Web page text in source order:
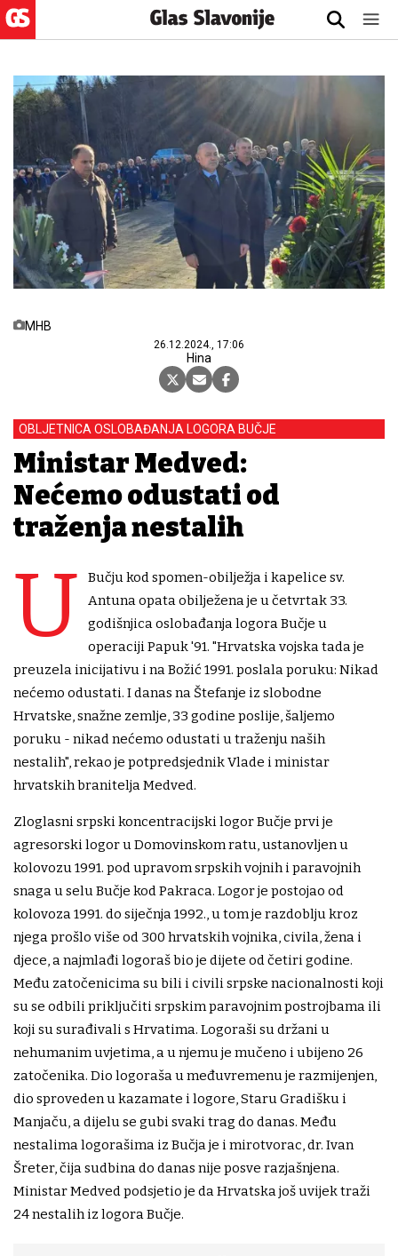
MHB
26.12.2024., 17:06
Hina
OBLJETNICA OSLOBAĐANJA LOGORA BUČJE
Ministar Medved:
Nećemo odustati od
traženja nestalih
U
Bučju kod spomen-obilježja i kapelice sv.
Antuna opata obilježena je u četvrtak 33.
godišnjica oslobađanja logora Bučje u
operaciji Papuk '91. "Hrvatska vojska tada je
preuzela inicijativu i na Božić 1991. poslala poruku: Nikad
nećemo odustati. I danas na Štefanje iz slobodne
Hrvatske, snažne zemlje, 33 godine poslije, šaljemo
poruku - nikad nećemo odustati u traženju naših
nestalih", rekao je potpredsjednik Vlade i ministar
hrvatskih branitelja Medved.
Zloglasni srpski koncentracijski logor Bučje prvi je
agresorski logor u Domovinskom ratu, ustanovljen u
kolovozu 1991. pod upravom srpskih vojnih i paravojnih
snaga u selu Bučje kod Pakraca. Logor je postojao od
kolovoza 1991. do siječnja 1992., u tom je razdoblju kroz
njega prošlo više od 300 hrvatskih vojnika, civila, žena i
djece, a najmlađi logoraš bio je dijete od četiri godine.
Među zatočenicima su bili i civili srpske nacionalnosti koji
su se odbili priključiti srpskim paravojnim postrojbama ili
koji su surađivali s Hrvatima. Logoraši su držani u
nehumanim uvjetima, a u njemu je mučeno i ubijeno 26
zatočenika. Dio logoraša u međuvremenu je razmijenjen,
dio sproveden u kazamate i logore, Staru Gradišku i
Manjaču, a dijelu se gubi svaki trag do danas. Među
nestalima logorašima iz Bučja je i mirotvorac, dr. Ivan
Šreter, čija sudbina do danas nije posve razjašnjena.
Ministar Medved podsjetio je da Hrvatska još uvijek traži
24 nestalih iz logora Bučje.